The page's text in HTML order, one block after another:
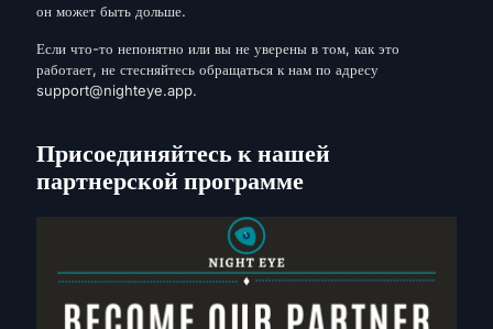
он может быть дольше.
Если что-то непонятно или вы не уверены в том, как это
работает, не стесняйтесь обращаться к нам по адресу
support@nighteye.app.
Присоединяйтесь к нашей
партнерской программе